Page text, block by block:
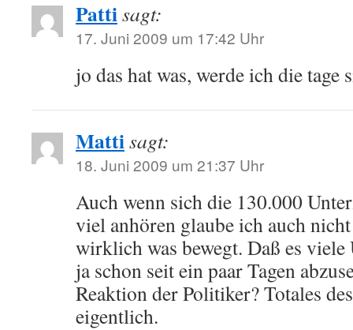
Pattisagt:
17. Juni 2009 um 17:42 Uhr
jo das hat was, werde ich die tage
Mattisagt:
18. Juni 2009 um 21:37 Uhr
Auch wenn sich die 130.000
viel anhören glaube ich auch
wirklich was bewegt. Daß es
ja schon seit ein paar Tagen
Reaktion der Politiker? Totales
eigentlich.